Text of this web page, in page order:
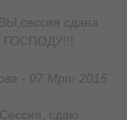
сдана
- 07 Мрт 2015
сдаю